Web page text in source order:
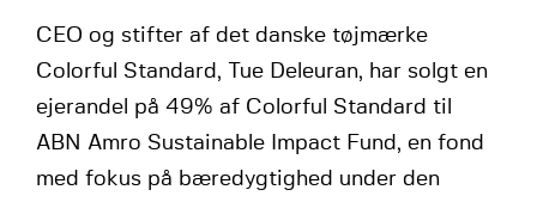
CEO og stifter af det danske tøjmærke
Colorful Standard, Tue Deleuran, har solgt en
ejerandel på 49% af Colorful Standard til
ABN Amro Sustainable Impact Fund, en fond
med fokus på bæredygtighed under den